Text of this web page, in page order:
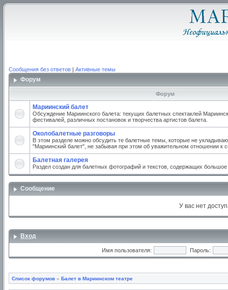
Сообщения без ответов | Активные темы
Форум
Форум
Мариинский балет
Обсуждение Мариинского балета: текущих балетных спектаклей
фестивалей, различных постановок и творчества артистов балета.
Околобалетные разговоры
В этом разделе можно обсудить те балетные темы, которые не
"Мариинский балет", не забывая при этом об уважительном отношении к
Балетная галерея
Раздел создан для балетных фотографий и текстов, содержащих
Сообщение
У вас нет
Вход
Имя пользователя: Пароль:
Список форумов » Балет в Мариинском театре